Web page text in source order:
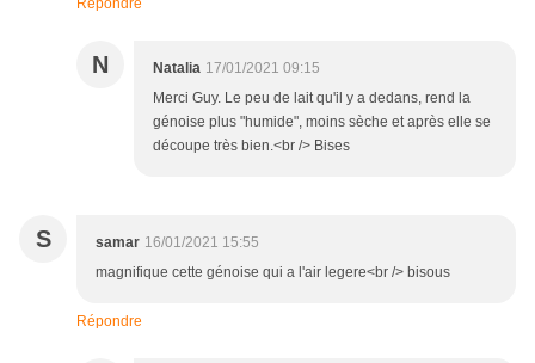
Répondre
N Natalia 17/01/2021 09:15
Merci Guy. Le peu de lait qu'il y a dedans, rend la
génoise plus "humide", moins sèche et après elle se
découpe très bien.<br /> Bises
S samar 16/01/2021 15:55
magnifique cette génoise qui a l'air legere<br /> bisous
Répondre